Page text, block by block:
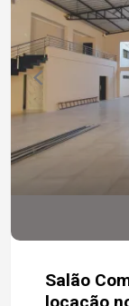
direita de
agência de
visão de
caixa federal
uma delas
Salão